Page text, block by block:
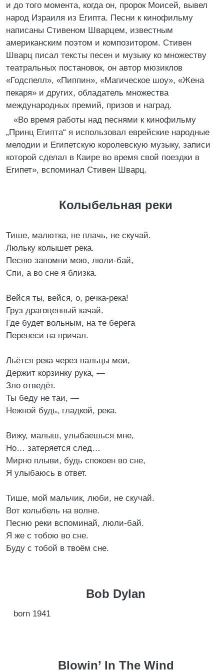
и до того момента, когда он, пророк Моисей, вывел
народ Израиля из Египта. Песни к кинофильму
написаны Стивеном Шварцем, известным
американским поэтом и композитором. Стивен
Шварц писал тексты песен и музыку ко множеству
театральных постановок, он автор мюзиклов
«Годспелл», «Пиппин», «Магическое шоу», «Жена
пекаря» и других, обладатель множества
международных премий, призов и наград.
«Во время работы над песнями к кинофильму
„Принц Египта“ я использовал еврейские народные
мелодии и Египетскую королевскую музыку, записи
которой сделал в Каире во время свой поездки в
Египет», вспоминал Стивен Шварц.
Колыбельная реки
Тише, малютка, не плачь, не скучай.
Люльку колышет река.
Песню запомни мою, люли-бай,
Спи, а во сне я близка.
Вейся ты, вейся, о, речка-река!
Груз драгоценный качай.
Где будет вольным, на те берега
Перенеси на причал.
Льётся река через пальцы мои,
Держит корзинку рука, —
Зло отведёт.
Ты беду не таи, —
Нежной будь, гладкой, река.
Вижу, малыш, улыбаешься мне,
Но… затеряется след…
Мирно плыви, будь спокоен во сне,
Я улыбаюсь в ответ.
Тише, мой мальчик, люби, не скучай.
Вот колыбель на волне.
Песню реки вспоминай, люли-бай.
Я же с тобою во сне.
Буду с тобой в твоём сне.
Bob Dylan
born 1941
Blowin’ In The Wind